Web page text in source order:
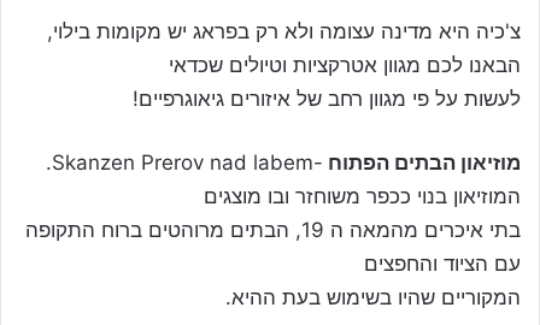
צ'כיה היא מדינה עצומה ולא רק בפראג יש מקומות בילוי,
הבאנו לכם מגוון אטרקציות וטיולים שכדאי
לעשות על פי מגוון רחב של איזורים גיאוגרפיים!
מוזיאון הבתים הפתוח
-Skanzen Prerov nad labem.
המוזיאון בנוי ככפר משוחזר ובו מוצגים
בתי איכרים מהמאה ה 19, הבתים מרוהטים ברוח התקופה
עם הציוד והחפצים
המקוריים שהיו בשימוש בעת ההיא.